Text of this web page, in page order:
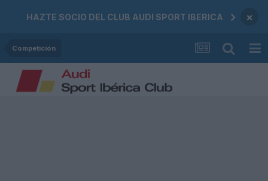
HAZTE SOCIO DEL CLUB AUDI SPORT IBERICA ×
Competición